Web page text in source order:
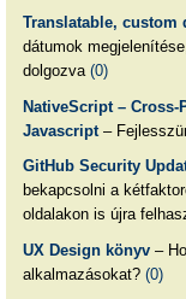
Translatable, custom
dátumok
dolgozva (0)
NativeScript –
Javascript–
GitHub Security
bekapcsolni a
oldalakon is újra
UX Design könyv–
alkalmazásokat? (0)